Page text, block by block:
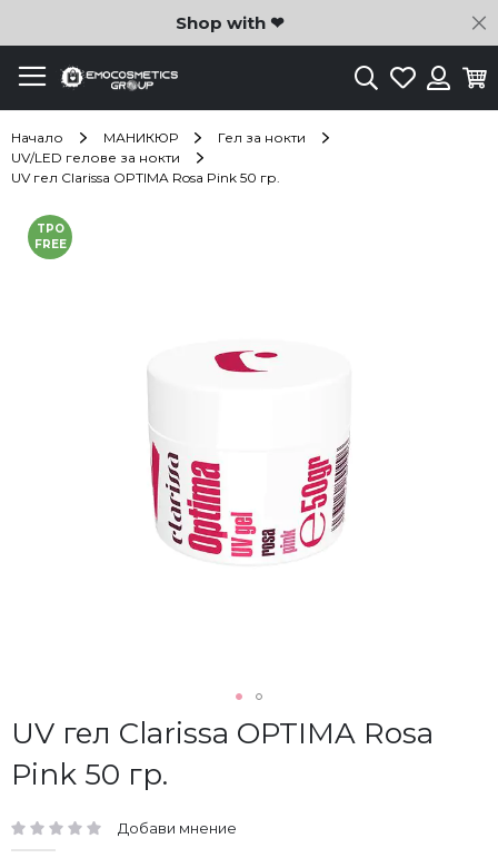
Shop with ❤
ТърсенеЛюбими
Начало МАНИКЮР
Гел за нокти
UV/LED гелове за нокти
UV гел Clarissa OPTIMA Rosa Pink 50 гр.
UV гел Clarissa OPTIMA Rosa
Pink 50 гр.
рейтинг: Добави мнение
TPO
FREE
Преминете
към
края
Преминете
към
началото
на
със
снимки